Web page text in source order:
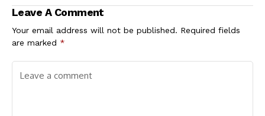
Leave A Comment
Your email address will not be published. Required fields
are marked *